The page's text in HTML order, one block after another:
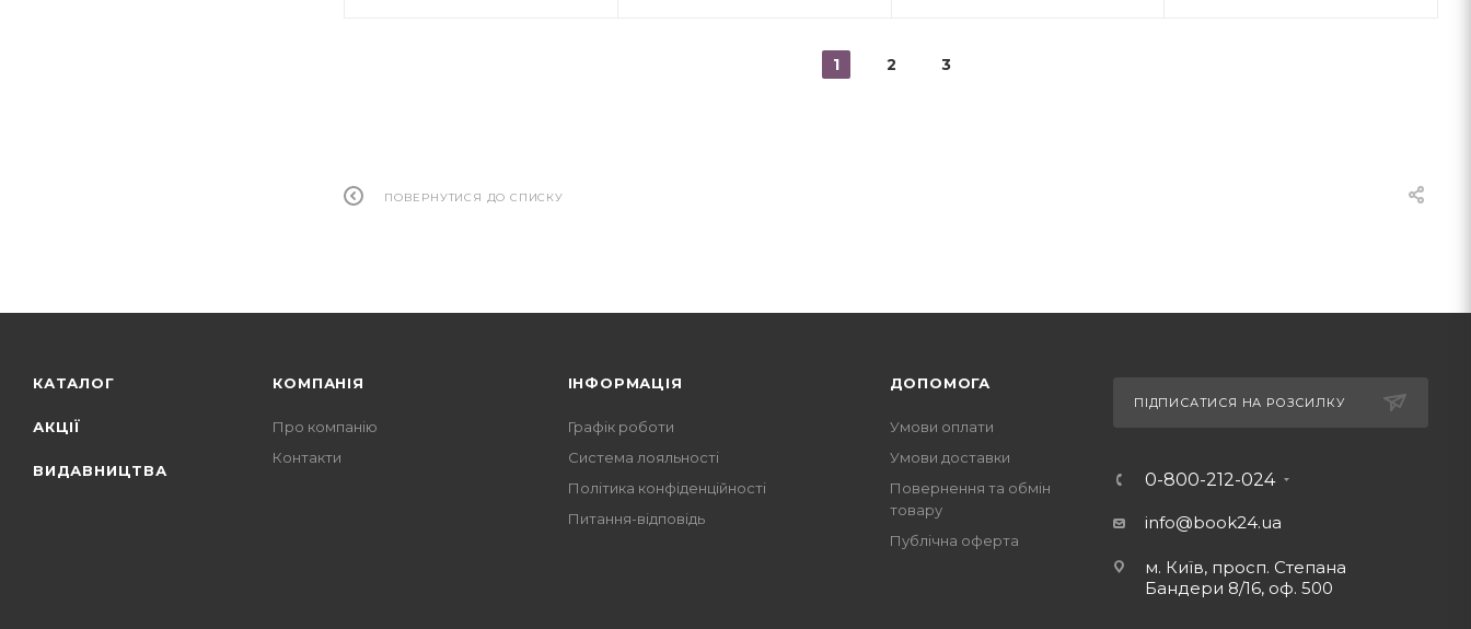
1 2 3
ПОВЕРНУТИСЯ ДО СПИСКУ
КАТАЛОГ
АКЦІЇ
ВИДАВНИЦТВА
КОМПАНІЯ
Про компанію
Контакти
ІНФОРМАЦІЯ
Графік роботи
Система лояльності
Політика конфіденційності
Питання-відповідь
ДОПОМОГА
Умови оплати
Умови доставки
Повернення та обмін
товару
Публічна оферта
ПІДПИСАТИСЯ НА РОЗСИЛКУ
0-800-212-024
info@book24.ua
м. Київ, просп. Степана
Бандери 8/16, оф. 500